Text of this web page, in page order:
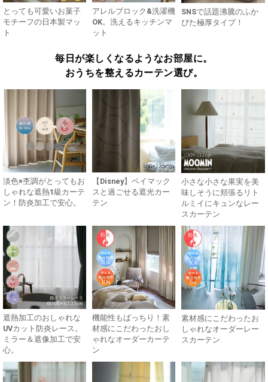
とっても可愛いお菓子
モチーフの日本製マッ
ト
アレルブロック&洗濯機
OK。洗えるキッチンマ
ット
SNSで話題沸騰のふか
ぴた極厚タイプ！
毎日が楽しくなるようなお部屋に。
おうちを整えるカーテン選び。
淡色×杢調がとってもお
しゃれな遮熱1級カーテ
ン！防炎加工で安心。
【Disney】ベイマック
スと過ごせる遮光カー
テン
小さな小さな果実を美
味しそうに頬張るリト
ルミイにキュンなレー
スカーテン
遮熱加工のおしゃれな
UVカット防炎レース。
ミラー＆遮像加工で安
心。
機能性もばっちり！素
材感にこだわったおし
ゃれなオーダーカーテ
ン
素材感にこだわったお
しゃれなオーダーレー
スカーテン